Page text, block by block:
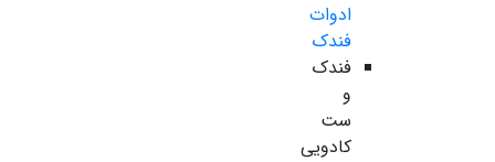
ادوات
فندک
فندک
و
ست
کادویی